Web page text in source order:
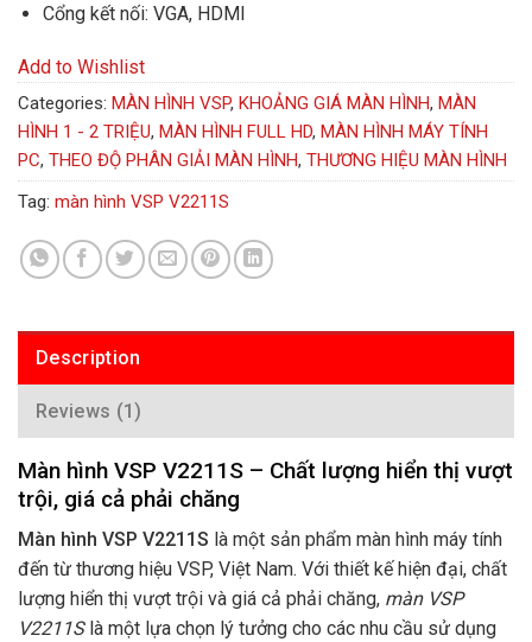
Cổng kết nối: VGA, HDMI
Add to Wishlist
Categories: MÀN HÌNH VSP, KHOẢNG GIÁ MÀN HÌNH, MÀN
HÌNH 1 - 2 TRIỆU, MÀN HÌNH FULL HD, MÀN HÌNH MÁY TÍNH
PC, THEO ĐỘ PHÂN GIẢI MÀN HÌNH, THƯƠNG HIỆU MÀN HÌNH
Tag: màn hình VSP V2211S
Description
Reviews (1)
Màn hình VSP V2211S – Chất lượng hiển thị vượt
trội, giá cả phải chăng
Màn hình VSP V2211S là một sản phẩm màn hình máy tính
đến từ thương hiệu VSP, Việt Nam. Với thiết kế hiện đại, chất
lượng hiển thị vượt trội và giá cả phải chăng, màn VSP
V2211Slà một lựa chọn lý tưởng cho các nhu cầu sử dụng